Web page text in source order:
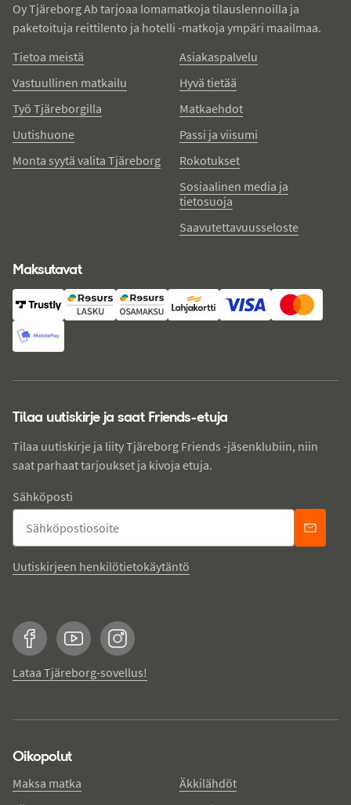
Oy Tjäreborg Ab tarjoaa lomamatkoja tilauslennoilla ja
paketoituja reittilento ja hotelli -matkoja ympäri maailmaa.
Tietoa meistä
Vastuullinen matkailu
Työ Tjäreborgilla
Uutishuone
Monta syytä valita Tjäreborg
Asiakaspalvelu
Hyvä tietää
Matkaehdot
Passi ja viisumi
Rokotukset
Sosiaalinen media ja
tietosuoja
Saavutettavuusseloste
Maksutavat
Tilaa uutiskirje ja saat Friends-etuja
Tilaa uutiskirje ja liity Tjäreborg Friends -jäsenklubiin, niin
saat parhaat tarjoukset ja kivoja etuja.
Sähköposti
Uutiskirjeen henkilötietokäytäntö
FacebookYouTubeInstagram
Lataa Tjäreborg-sovellus!
Oikopolut
Maksa matka
Äkkilähdöt